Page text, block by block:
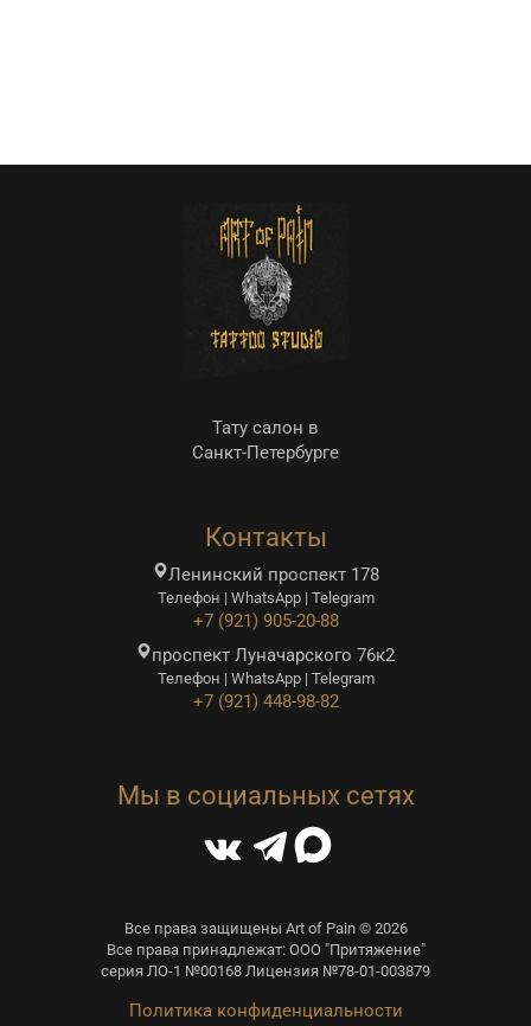
Тату салон в
Санкт-Петербурге
Контакты
Ленинский проспект 178
Телефон | WhatsApp | Telegram
+7 (921) 905-20-88
проспект Луначарского 76к2
Телефон | WhatsApp | Telegram
+7 (921) 448-98-82
Мы в социальных сетях
Все права защищены Art of Pain © 2026
Все права принадлежат: ООО "Притяжение"
серия ЛО-1 №00168 Лицензия №78-01-003879
Политика конфиденциальности